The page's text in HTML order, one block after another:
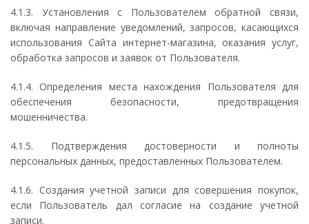
4.1.3. Установления с Пользователем обратной связи,
включая направление уведомлений, запросов, касающихся
использования Сайта интернет-магазина, оказания услуг,
обработка запросов и заявок от Пользователя.
4.1.4. Определения места нахождения Пользователя для
обеспечения безопасности, предотвращения
мошенничества.
4.1.5. Подтверждения достоверности и полноты
персональных данных, предоставленных Пользователем.
4.1.6. Создания учетной записи для совершения покупок,
если Пользователь дал согласие на создание учетной
записи.